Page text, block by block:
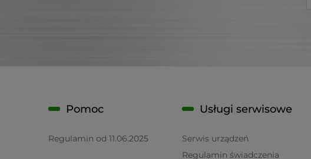
Pomoc
Regulamin od 11.06.2025
Usługi serwisowe
Serwis urządzeń
Regulamin świadczenia